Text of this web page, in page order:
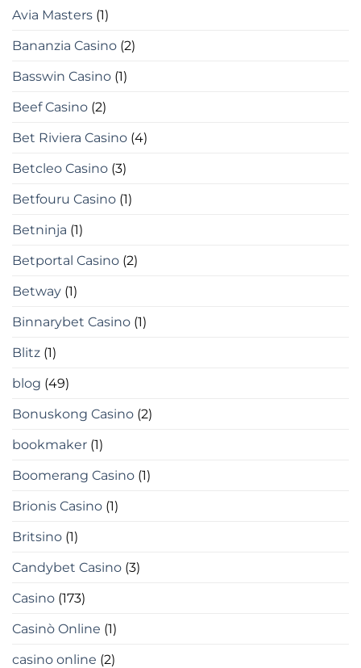
Avia Masters (1)
Bananzia Casino (2)
Basswin Casino (1)
Beef Casino (2)
Bet Riviera Casino (4)
Betcleo Casino (3)
Betfouru Casino (1)
Betninja (1)
Betportal Casino (2)
Betway (1)
Binnarybet Casino (1)
Blitz (1)
blog (49)
Bonuskong Casino (2)
bookmaker (1)
Boomerang Casino (1)
Brionis Casino (1)
Britsino (1)
Candybet Casino (3)
Casino (173)
Casinò Online (1)
casino online (2)